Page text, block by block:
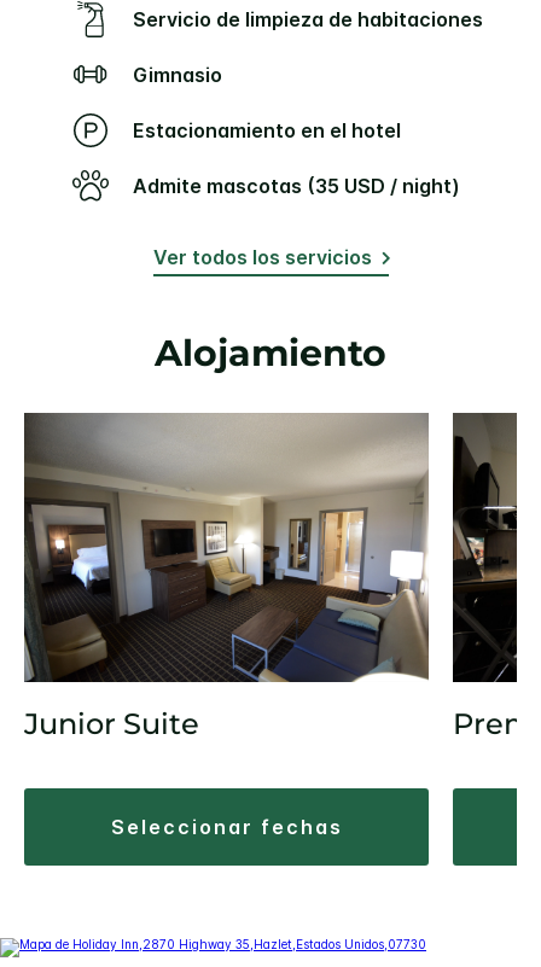
Servicio de limpieza de habitaciones
Gimnasio
Estacionamiento en el hotel
Admite mascotas (35 USD / night)
Ver todos los servicios
Alojamiento
Junior Suite
seleccionar fechas